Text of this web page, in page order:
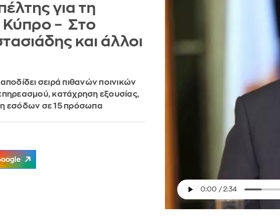
για τη
– Στο
και άλλοι
σειρά πιθανών ποινικών
κατάχρηση εξουσίας,
εσόδων σε 15 πρόσωπα